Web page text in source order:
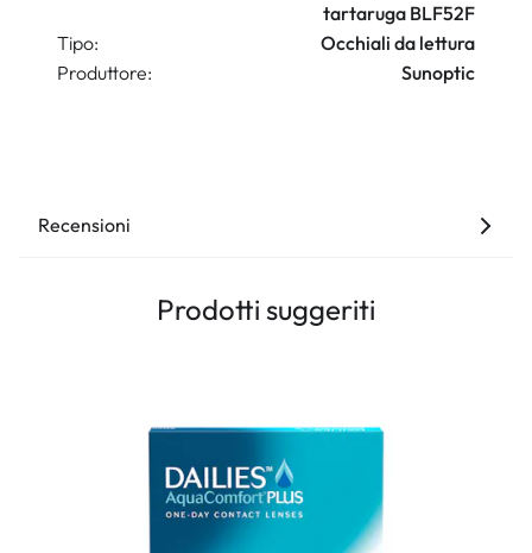
tartaruga BLF52F
Tipo:
Occhiali da lettura
Produttore:
Sunoptic
Recensioni
Prodotti suggeriti